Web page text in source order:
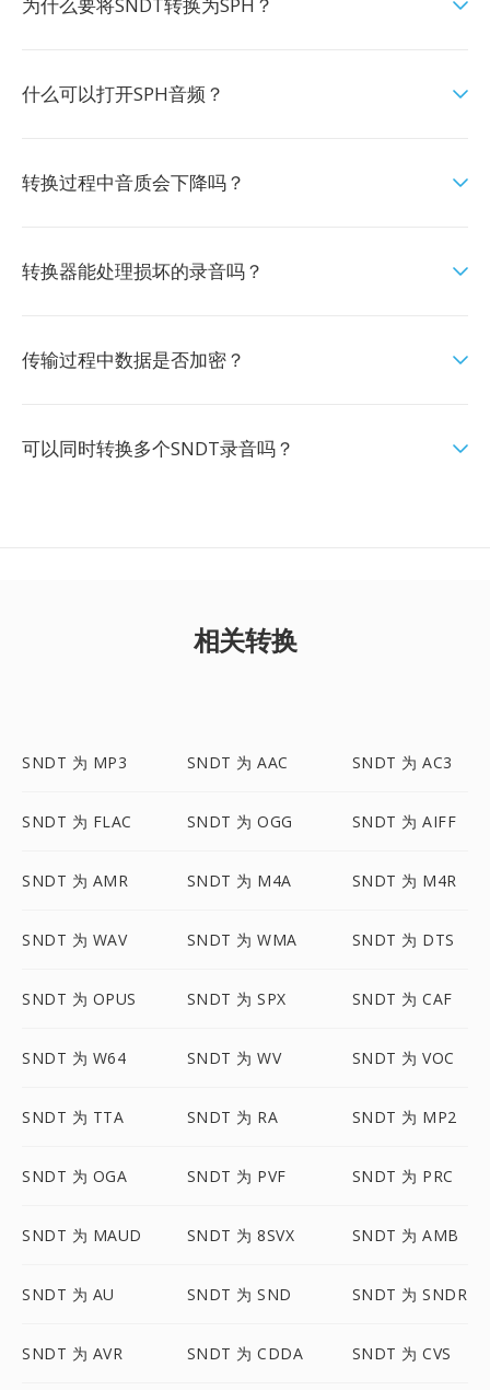
什么可以打开SPH音频？
转换过程中音质会下降吗？
转换器能处理损坏的录音吗？
传输过程中数据是否加密？
可以同时转换多个SNDT录音吗？
相关转换
SNDT 为 MP3 SNDT 为 AAC SNDT 为 AC3
SNDT 为 FLAC SNDT 为 OGG SNDT 为 AIFF
SNDT 为 AMR SNDT 为 M4A SNDT 为 M4R
SNDT 为 WAV SNDT 为 WMA SNDT 为 DTS
SNDT 为 OPUS SNDT 为 SPX SNDT 为 CAF
SNDT 为 W64 SNDT 为 WV SNDT 为 VOC
SNDT 为 TTA SNDT 为 RA SNDT 为 MP2
SNDT 为 OGA SNDT 为 PVF SNDT 为 PRC
SNDT 为 MAUD SNDT 为 8SVX SNDT 为 AMB
SNDT 为 AU SNDT 为 SND SNDT 为 SNDR
SNDT 为 AVR SNDT 为 CDDA SNDT 为 CVS